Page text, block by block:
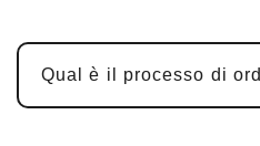
Qual è il processo di